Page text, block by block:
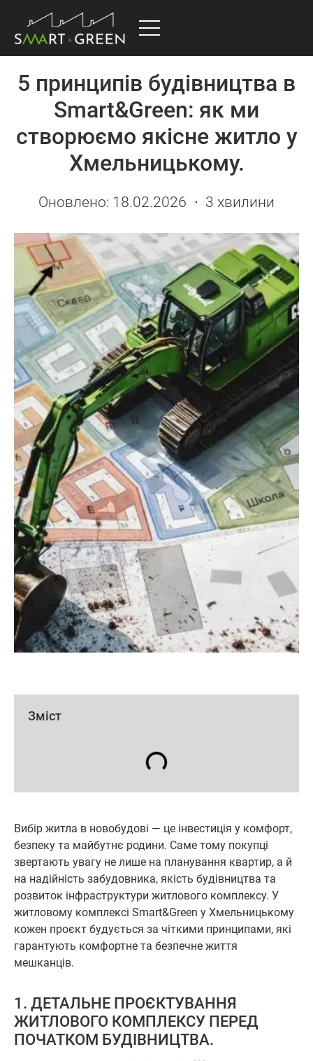
5 принципів будівництва в
Smart&Green: як ми
створюємо якісне житло у
Хмельницькому.
Оновлено: 18.02.2026 3 хвилини
Зміст
Вибір житла в новобудові — це інвестиція у комфорт,
безпеку та майбутнє родини. Саме тому покупці
звертають увагу не лише на планування квартир, а й
на надійність забудовника, якість будівництва та
розвиток інфраструктури житлового комплексу. У
житловому комплексі Smart&Green у Хмельницькому
кожен проєкт будується за чіткими принципами, які
гарантують комфортне та безпечне життя
мешканців.
1. ДЕТАЛЬНЕ ПРОЄКТУВАННЯ
ЖИТЛОВОГО КОМПЛЕКСУ ПЕРЕД
ПОЧАТКОМ БУДІВНИЦТВА.